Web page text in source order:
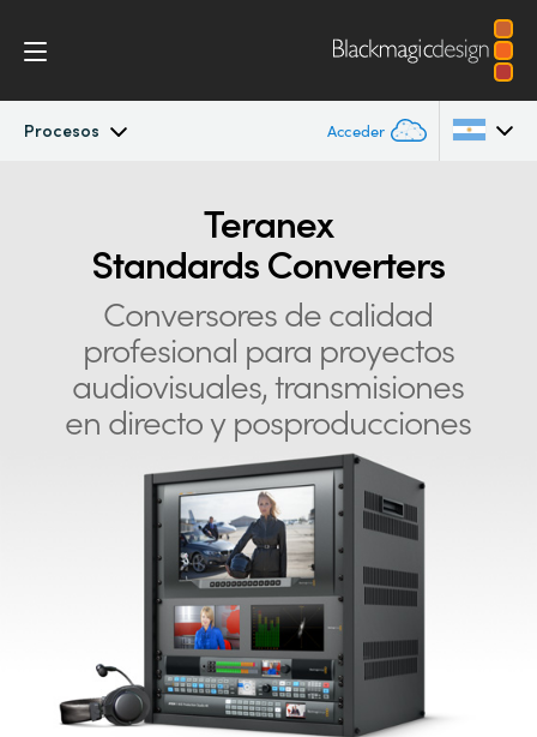
Procesos Acceder
Procesos
Conversiones
Diseño
Australia
Austria
Brazil
Canada
Denmark
Germany
Hong Kong SAR, China
Teranex
Standards Converters
Conversores de calidad
profesional para proyectos
audiovisuales, transmisiones
en directo y posproducciones